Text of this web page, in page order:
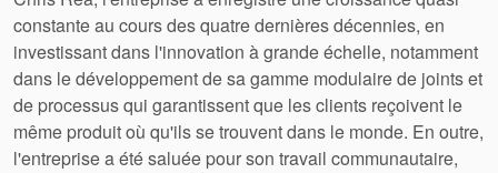
constante au cours des quatre dernières décennies, en
investissant dans l'innovation à grande échelle, notamment
dans le développement de sa gamme modulaire de joints et
de processus qui garantissent que les clients reçoivent le
même produit où qu'ils se trouvent dans le monde. En outre,
l'entreprise a été saluée pour son travail communautaire,